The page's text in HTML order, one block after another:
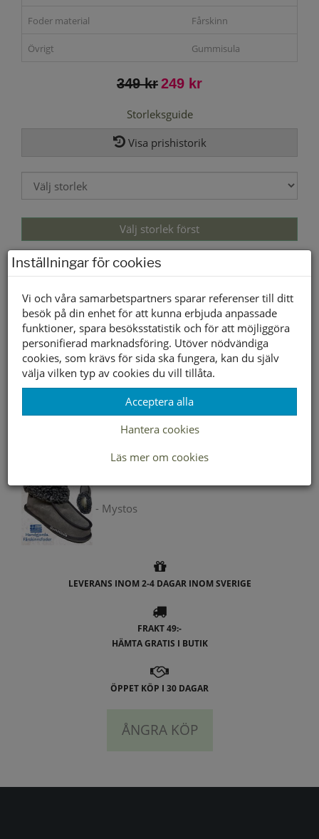
Foder material Fårskinn
Övrigt Gummisula
349 kr249 kr
Storleksguide
Visa prishistorik
Välj storlek först
Butik
35 36 37 38 39 40 41 42 43 44 45
46
Borlänge
Buffert lager
Andra färger
- Mystos
- Mystos
LEVERANS INOM 2-4 DAGAR INOM SVERIGE
FRAKT 49:-
HÄMTA GRATIS I BUTIK
ÖPPET KÖP I 30 DAGAR
ÅNGRA KÖP
Inställningar för cookies
Vi och våra samarbetspartners sparar referenser till ditt
besök på din enhet för att kunna erbjuda anpassade
funktioner, spara besöksstatistik och för att möjliggöra
personifierad marknadsföring. Utöver nödvändiga
cookies, som krävs för sida ska fungera, kan du själv
välja vilken typ av cookies du vill tillåta.
Acceptera alla
Hantera cookies
Läs mer om cookies